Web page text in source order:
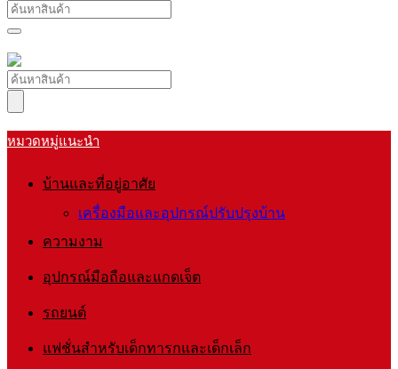
หมวดหมู่แนะนำ
บ้านและที่อยู่อาศัย
เครื่องมือและอุปกรณ์ปรับปรุงบ้าน
ความงาม
อุปกรณ์มือถือและแกดเจ็ต
รถยนต์
แฟชั่นสำหรับเด็กทารกและเด็กเล็ก